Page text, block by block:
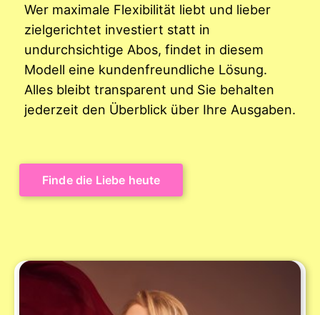
Wer maximale Flexibilität liebt und lieber
zielgerichtet investiert statt in
undurchsichtige Abos, findet in diesem
Modell eine kundenfreundliche Lösung.
Alles bleibt transparent und Sie behalten
jederzeit den Überblick über Ihre Ausgaben.
Finde die Liebe heute